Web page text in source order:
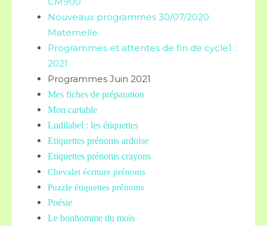
Nouveaux programmes 30/07/2020
Maternelle
Programmes et attentes de fin de cycle1 :
2021
Programmes Juin 2021
Mes fiches de préparation
Mon cartable
Ludilabel : les étiquettes
Etiquettes prénoms ardoise
Etiquettes prénoms crayons
Chevalet écriture prénoms
Puzzle étiquettes prénoms
Poésie
Le bonhomme du mois